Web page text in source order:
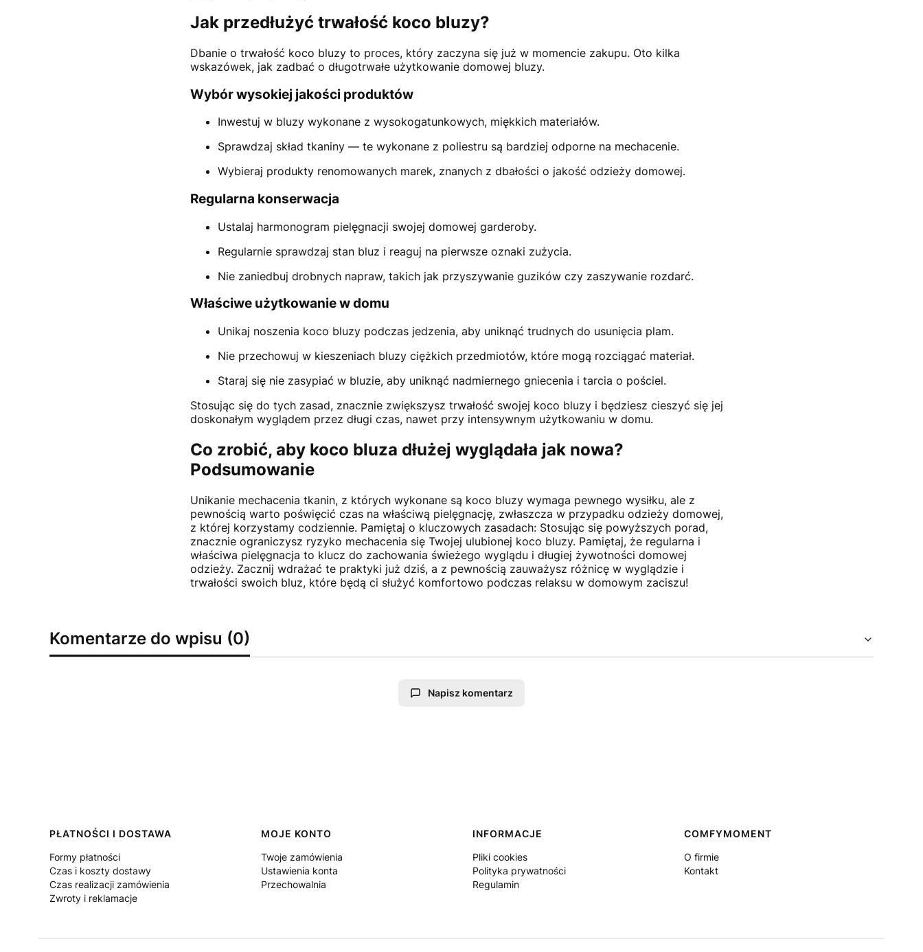
Jak przedłużyć trwałość koco bluzy?
Dbanie o trwałość koco bluzy to proces, który zaczyna się już w momencie zakupu. Oto kilka
wskazówek, jak zadbać o długotrwałe użytkowanie domowej bluzy.
Wybór wysokiej jakości produktów
Inwestuj w bluzy wykonane z wysokogatunkowych, miękkich materiałów.
Sprawdzaj skład tkaniny — te wykonane z poliestru są bardziej odporne na mechacenie.
Wybieraj produkty renomowanych marek, znanych z dbałości o jakość odzieży domowej.
Regularna konserwacja
Ustalaj harmonogram pielęgnacji swojej domowej garderoby.
Regularnie sprawdzaj stan bluz i reaguj na pierwsze oznaki zużycia.
Nie zaniedbuj drobnych napraw, takich jak przyszywanie guzików czy zaszywanie rozdarć.
Właściwe użytkowanie w domu
Unikaj noszenia koco bluzy podczas jedzenia, aby uniknąć trudnych do usunięcia plam.
Nie przechowuj w kieszeniach bluzy ciężkich przedmiotów, które mogą rozciągać materiał.
Staraj się nie zasypiać w bluzie, aby uniknąć nadmiernego gniecenia i tarcia o pościel.
Stosując się do tych zasad, znacznie zwiększysz trwałość swojej koco bluzy i będziesz cieszyć się jej
doskonałym wyglądem przez długi czas, nawet przy intensywnym użytkowaniu w domu.
Co zrobić, aby koco bluza dłużej wyglądała jak nowa?
Podsumowanie
Unikanie mechacenia tkanin, z których wykonane są koco bluzy wymaga pewnego wysiłku, ale z
pewnością warto poświęcić czas na właściwą pielęgnację, zwłaszcza w przypadku odzieży domowej,
z której korzystamy codziennie. Pamiętaj o kluczowych zasadach: Stosując się powyższych porad,
znacznie ograniczysz ryzyko mechacenia się Twojej ulubionej koco bluzy. Pamiętaj, że regularna i
właściwa pielęgnacja to klucz do zachowania świeżego wyglądu i długiej żywotności domowej
odzieży. Zacznij wdrażać te praktyki już dziś, a z pewnością zauważysz różnicę w wyglądzie i
trwałości swoich bluz, które będą ci służyć komfortowo podczas relaksu w domowym zaciszu!
Komentarze do wpisu (0)
Napisz komentarz
Linki w stopce
PŁATNOŚCI I DOSTAWA
Formy płatności
Czas i koszty dostawy
Czas realizacji zamówienia
Zwroty i reklamacje
MOJE KONTO
Twoje zamówienia
Ustawienia konta
Przechowalnia
INFORMACJE
Pliki cookies
Polityka prywatności
Regulamin
COMFYMOMENT
O firmie
Kontakt